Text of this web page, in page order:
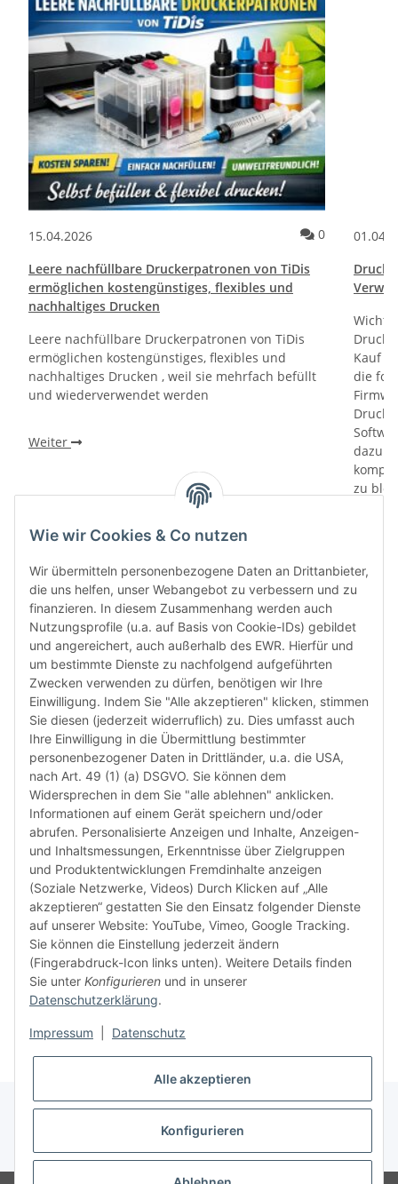
15.04.2026 Kommentare
0
Leere nachfüllbare Druckerpatronen von TiDis
ermöglichen kostengünstiges, flexibles und
nachhaltiges Drucken
Leere nachfüllbare Druckerpatronen von TiDis
ermöglichen kostengünstiges, flexibles und
nachhaltiges Drucken , weil sie mehrfach befüllt
und wiederverwendet werden
Weiter
Kauf
die
dazu
zu
„6-
das
dass
* Alle Preise inkl. gesetzlicher USt., zzgl.Versand
Wie wir Cookies & Co nutzen
Wir übermitteln personenbezogene Daten an Drittanbieter,
die uns helfen, unser Webangebot zu verbessern und zu
finanzieren. In diesem Zusammenhang werden auch
Nutzungsprofile (u.a. auf Basis von Cookie-IDs) gebildet
und angereichert, auch außerhalb des EWR. Hierfür und
um bestimmte Dienste zu nachfolgend aufgeführten
Zwecken verwenden zu dürfen, benötigen wir Ihre
Einwilligung. Indem Sie "Alle akzeptieren" klicken, stimmen
Sie diesen (jederzeit widerruflich) zu. Dies umfasst auch
Ihre Einwilligung in die Übermittlung bestimmter
personenbezogener Daten in Drittländer, u.a. die USA,
nach Art. 49 (1) (a) DSGVO. Sie können dem
Widersprechen in dem Sie "alle ablehnen" anklicken.
Informationen auf einem Gerät speichern und/oder
abrufen. Personalisierte Anzeigen und Inhalte, Anzeigen-
und Inhaltsmessungen, Erkenntnisse über Zielgruppen
und Produktentwicklungen Fremdinhalte anzeigen
(Soziale Netzwerke, Videos) Durch Klicken auf „Alle
akzeptieren“ gestatten Sie den Einsatz folgender Dienste
auf unserer Website: YouTube, Vimeo, Google Tracking.
Sie können die Einstellung jederzeit ändern
(Fingerabdruck-Icon links unten). Weitere Details finden
Sie unter Konfigurieren und in unserer
Datenschutzerklärung.
Impressum Datenschutz
Alle akzeptieren
Konfigurieren